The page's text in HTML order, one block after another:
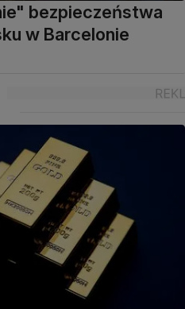
bezpieczeństwa
w Barcelonie